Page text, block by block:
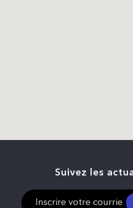
Suivez les